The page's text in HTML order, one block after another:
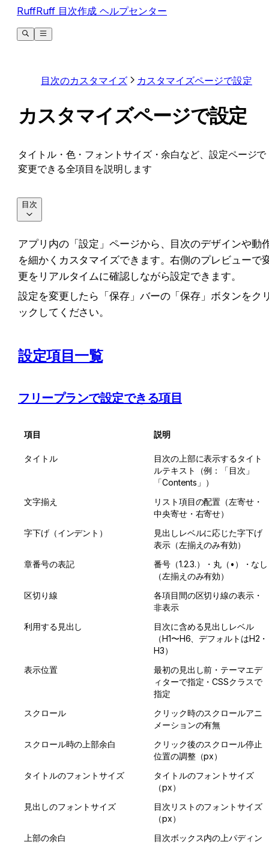
RuffRuff 目次作成 ヘルプセンター
目次のカスタマイズ カスタマイズページで設定
カスタマイズページで設定
タイトル・色・フォントサイズ・余白など、設定ページで
変更できる全項目を説明します
アプリ内の「設定」ページから、目次のデザインや動
を細かくカスタマイズできます。右側のプレビューで
更をリアルタイムに確認しながら設定できます。
設定を変更したら「保存」バーの「保存」ボタンをク
ックしてください。
設定項目一覧
フリープランで設定できる項目
項目 説明
タイトル
目次の上部に表示するタイト
ルテキスト（例：「目次」
「Contents」）
文字揃え
リスト項目の配置（左寄せ・
中央寄せ・右寄せ）
字下げ（インデント）
見出しレベルに応じた字下げ
表示（左揃えのみ有効）
章番号の表記
番号（1.2.3.）・丸（•）・なし
（左揃えのみ有効）
区切り線
各項目間の区切り線の表示・
非表示
利用する見出し
目次に含める見出しレベル
（H1〜H6、デフォルトはH2・
H3）
表示位置
最初の見出し前・テーマエデ
ィターで指定・CSSクラスで
指定
スクロール
クリック時のスクロールアニ
メーションの有無
スクロール時の上部余白
クリック後のスクロール停止
位置の調整（px）
タイトルのフォントサイズ
タイトルのフォントサイズ
（px）
見出しのフォントサイズ
目次リストのフォントサイズ
（px）
上部の余白
目次ボックス内の上パディン
目次